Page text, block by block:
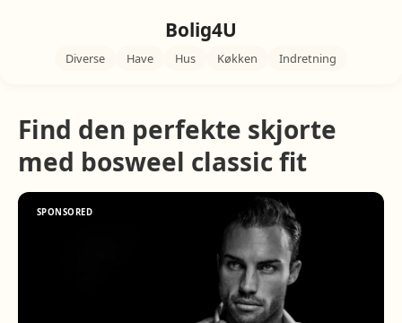
Bolig4U
Diverse Have Hus Køkken Indretning
Find den perfekte skjorte
med bosweel classic fit